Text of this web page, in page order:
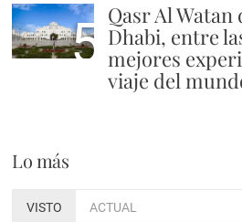
5 Qasr Al Watan
Dhabi, entre
mejores
viaje del
Lo más
VISTO ACTUAL